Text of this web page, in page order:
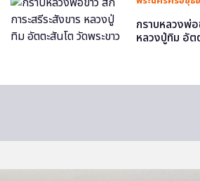
กราบหลวงพ่อ
หลวงปู่ทิม อัต